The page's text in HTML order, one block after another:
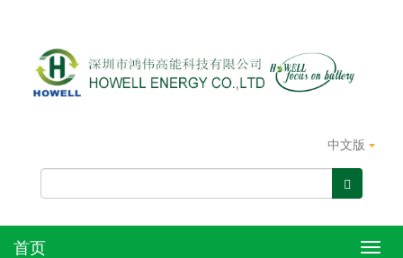
中文版
首页